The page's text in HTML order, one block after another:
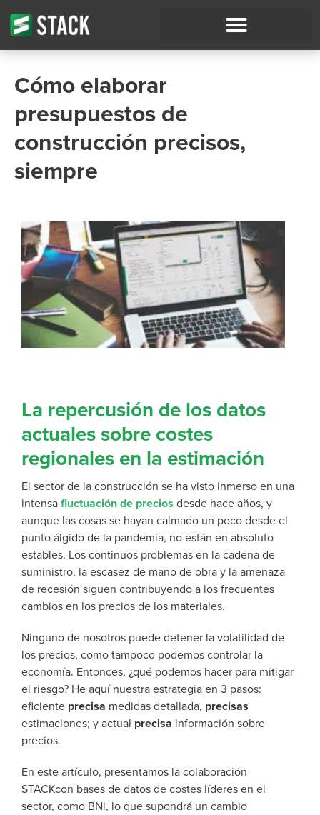
Cómo elaborar
presupuestos de
construcción precisos,
siempre
La repercusión de los datos
actuales sobre costes
regionales en la estimación
El sector de la construcción se ha visto inmerso en una
intensa fluctuación de precios desde hace años, y
aunque las cosas se hayan calmado un poco desde el
punto álgido de la pandemia, no están en absoluto
estables. Los continuos problemas en la cadena de
suministro, la escasez de mano de obra y la amenaza
de recesión siguen contribuyendo a los frecuentes
cambios en los precios de los materiales.
Ninguno de nosotros puede detener la volatilidad de
los precios, como tampoco podemos controlar la
economía. Entonces, ¿qué podemos hacer para mitigar
el riesgo? He aquí nuestra estrategia en 3 pasos:
eficiente precisa medidas detallada, precisas
estimaciones; y actual precisa información sobre
precios.
En este artículo, presentamos la colaboración
STACKcon bases de datos de costes líderes en el
sector, como BNi, lo que supondrá un cambio